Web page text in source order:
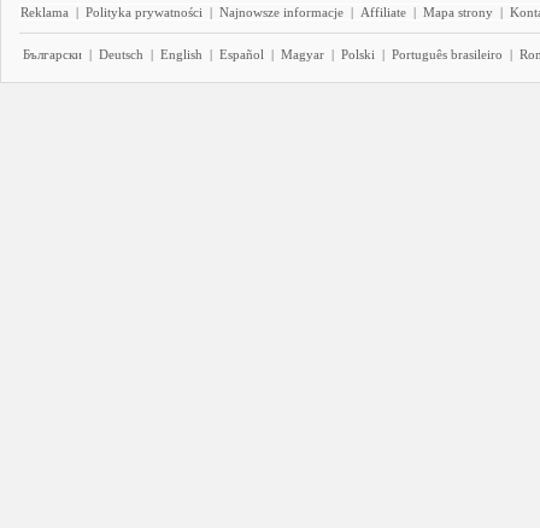
Reklama | Polityka prywatności | Najnowsze informacje | Affiliate | Mapa strony |
Български | Deutsch | English | Español | Magyar | Polski | Português brasileiro |